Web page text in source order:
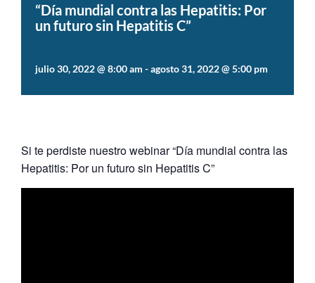
“Día mundial contra las Hepatitis: Por
un futuro sin Hepatitis C”
julio 30, 2022 @ 8:00 am -agosto 31, 2022 @ 5:00 pm
Si te perdiste nuestro webinar “Día mundial contra las
Hepatitis: Por un futuro sin Hepatitis C”